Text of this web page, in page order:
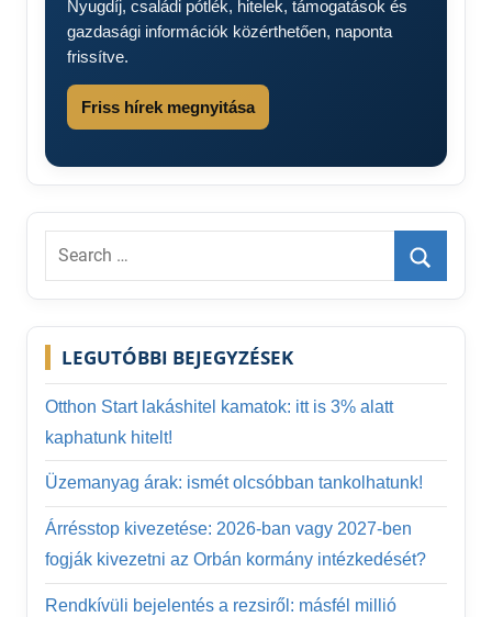
Nyugdíj, családi pótlék, hitelek, támogatások és
gazdasági információk közérthetően, naponta
frissítve.
Friss hírek megnyitása
Search
Search
LEGUTÓBBI BEJEGYZÉSEK
Otthon Start lakáshitel kamatok: itt is 3% alatt
kaphatunk hitelt!
Üzemanyag árak: ismét olcsóbban tankolhatunk!
Árrésstop kivezetése: 2026-ban vagy 2027-ben
fogják kivezetni az Orbán kormány intézkedését?
Rendkívüli bejelentés a rezsiről: másfél millió